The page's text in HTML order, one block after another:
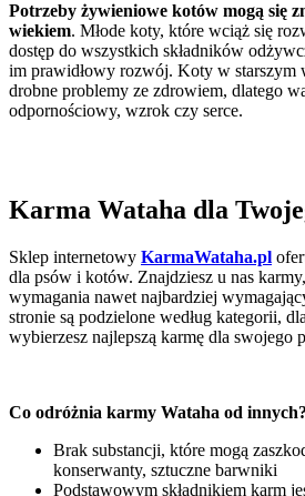
Potrzeby żywieniowe kotów mogą się
wiekiem. Młode koty, które wciąż się
dostęp do wszystkich składników
im prawidłowy rozwój. Koty w starszym
drobne problemy ze zdrowiem, dlatego
odpornościowy, wzrok czy serce.
Karma Wataha dla
Sklep internetowy KarmaWataha.pl
dla psów i kotów. Znajdziesz u nas
wymagania nawet najbardziej
stronie są podzielone według kategorii,
wybierzesz najlepszą karmę dla swojego
Co odróżnia karmy Wataha od
Brak substancji, które mogą
konserwanty, sztuczne
Podstawowym składnikiem